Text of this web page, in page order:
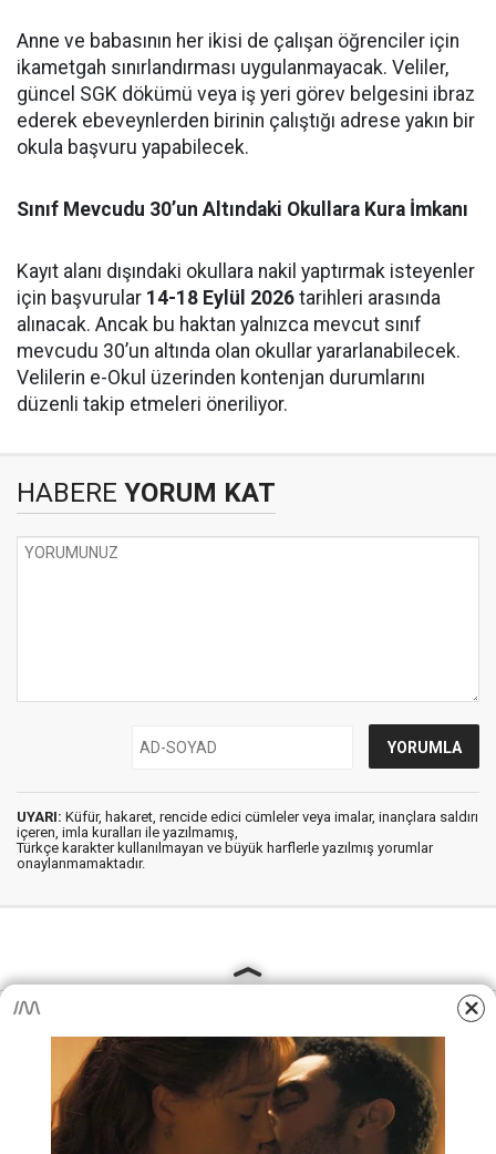
Anne ve babasının her ikisi de çalışan öğrenciler için
ikametgah sınırlandırması uygulanmayacak. Veliler,
güncel SGK dökümü veya iş yeri görev belgesini ibraz
ederek ebeveynlerden birinin çalıştığı adrese yakın bir
okula başvuru yapabilecek.
Sınıf Mevcudu 30’un Altındaki Okullara Kura İmkanı
Kayıt alanı dışındaki okullara nakil yaptırmak isteyenler
için başvurular 14-18 Eylül 2026 tarihleri arasında
alınacak. Ancak bu haktan yalnızca mevcut sınıf
mevcudu 30’un altında olan okullar yararlanabilecek.
Velilerin e-Okul üzerinden kontenjan durumlarını
düzenli takip etmeleri öneriliyor.
HABERE YORUM KAT
UYARI: Küfür, hakaret, rencide edici cümleler veya imalar, inançlara saldırı
içeren, imla kuralları ile yazılmamış,
Türkçe karakter kullanılmayan ve büyük harflerle yazılmış yorumlar
onaylanmamaktadır.
AjansKamu.Net - Memur, Meb Personel ve Kamudan Haber
Sitesi © 2025
Künye İletişim
Gizlilik İlkeleri
MEB Personel – Öğretmen Haberleri